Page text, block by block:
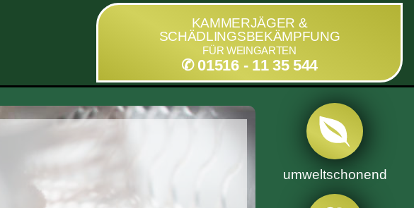
KAMMERJÄGER &
SCHÄDLINGSBEKÄMPFUNG
FÜR WEINGARTEN
✆ 01516 - 11 35 544
umweltschonend